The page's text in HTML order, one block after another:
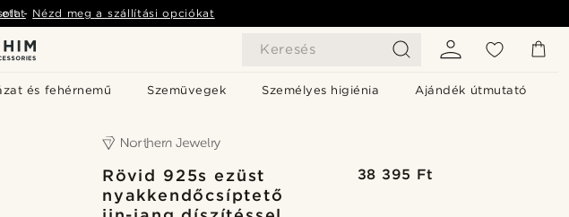
Keresés
és fehérnemű Szemüvegek Személyes higiénia Ajándék útmutató
- Nézd meg a szállítási opciókat
Rövid 925s ezüst
nyakkendőcsíptető
38 395 Ft